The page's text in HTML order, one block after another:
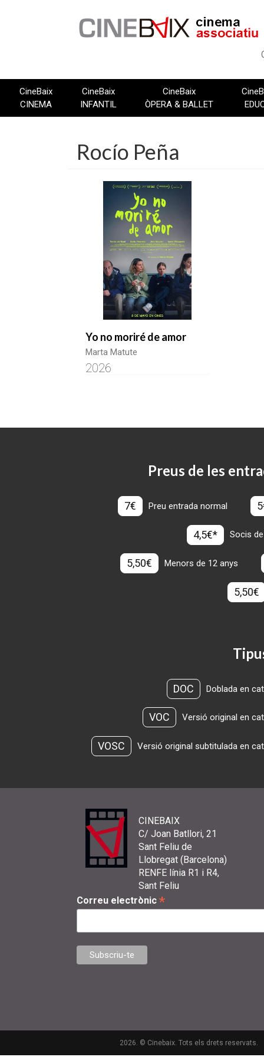
CineBaix
CINEMA
CineBaix
INFANTIL
CineBaix
ÒPERA & BALLET
Rocío Peña
Yo no moriré de amor
Marta Matute
2026
Preus de les
7€ Preu entrada normal
4,5€* Socis
5,50€ Menors de 12 anys
5,50€
DOC Doblada en
VOC Versió original en
VOSC Versió original subtitulada en
CINEBAIX
C/ Joan Batllori, 21
Sant Feliu de
Llobregat (Barcelona)
RENFE línia R1 i R4,
Sant Feliu
Correu electrònic *
2026. © Cinebaix. Tots els drets reservats.